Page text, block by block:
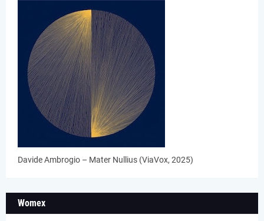
Davide Ambrogio – Mater Nullius (ViaVox, 2025)
Womex